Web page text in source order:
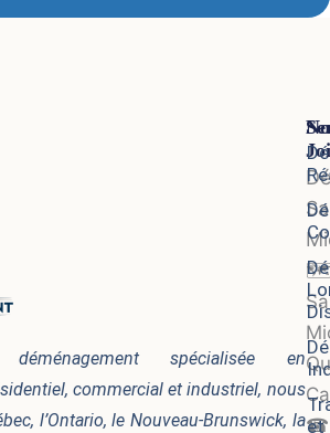
spécialisée en
commercial et industriel, nous
l’Ontario, le Nouveau-Brunswick, laet
🗺️
☎